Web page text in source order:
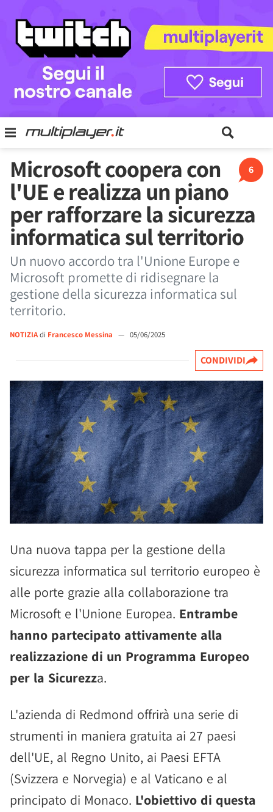
6
Microsoft coopera con
l'UE e realizza un piano
per rafforzare la sicurezza
informatica sul territorio
Un nuovo accordo tra l'Unione Europe e
Microsoft promette di ridisegnare la
gestione della sicurezza informatica sul
territorio.
NOTIZIAdi Francesco Messina — 05/06/2025
CONDIVIDI
Una nuova tappa per la gestione della
sicurezza informatica sul territorio europeo è
alle porte grazie alla collaborazione tra
Microsoft e l'Unione Europea. Entrambe
hanno partecipato attivamente alla
realizzazione di un Programma Europeo
per la Sicurezza.
L'azienda di Redmond offrirà una serie di
strumenti in maniera gratuita ai 27 paesi
dell'UE, al Regno Unito, ai Paesi EFTA
(Svizzera e Norvegia) e al Vaticano e al
principato di Monaco. L'obiettivo di questa